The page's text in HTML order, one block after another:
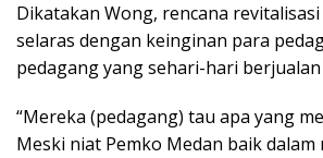
Dikatakan Wong, rencana
selaras dengan keinginan para
pedagang yang sehari-hari berjualan
“Mereka (pedagang) tau apa yang
Meski niat Pemko Medan baik dalam